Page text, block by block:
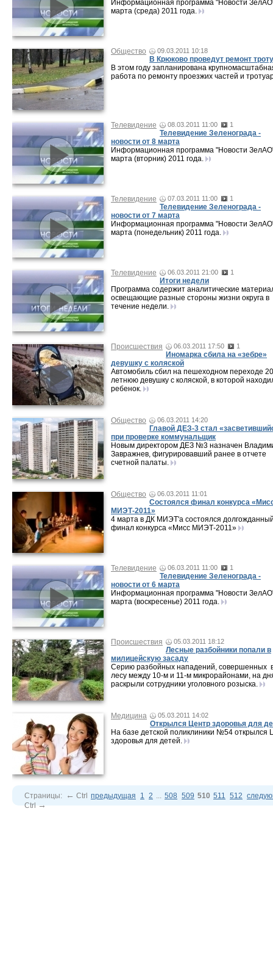
Информационная программа "Новости
марта (среда) 2011 года.
Общество 09.03.2011 10:18
В Крюково проведут ремонт
В этом году запланирована
работа по ремонту проезжих частей и
Телевидение 08.03.2011 11:00 1
Телевидение Зеленограда -
новости от 8 марта
Информационная программа "Новости
марта (вторник) 2011 года.
Телевидение 07.03.2011 11:00 1
Телевидение Зеленограда -
новости от 7 марта
Информационная программа "Новости
марта (понедельник) 2011 года.
Телевидение 06.03.2011 21:00 1
Итоги недели
Программа содержит аналитические
освещающие разные стороны жизни округа в
течение недели.
Происшествия 06.03.2011 17:50 1
Иномарка сбила на «зебре»
девушку с коляской
Автомобиль сбил на пешеходном переходе
летнюю девушку с коляской, в которой
ребенок.
Общество 06.03.2011 14:20
Главой ДЕЗ-3 стал
при проверке коммунальщик
Новым директором ДЕЗ №3 назначен
Завражнев, фигурировавший ранее в отчете
счетной палаты.
Общество 06.03.2011 11:01
Состоялся финал конкурса
МИЭТ-2011»
4 марта в ДК МИЭТ'а состоялся
финал конкурса «Мисс МИЭТ-2011»
Телевидение 06.03.2011 11:00 1
Телевидение Зеленограда -
новости от 6 марта
Информационная программа "Новости
марта (воскресенье) 2011 года.
Происшествия 05.03.2011 18:12
Лесные разбойники попали в
милицейскую засаду
Серию разбойных нападений, совершенных
лесу между 10-м и 11-м микрорайонами, на
раскрыли сотрудники уголовного розыска.
Медицина 05.03.2011 14:02
Открылся Центр здоровья для
На базе детской поликлиники №54 открылся
здоровья для детей.
Страницы: ← Ctrl предыдущая 1 2 ... 508 509 510 511 512
Ctrl
→